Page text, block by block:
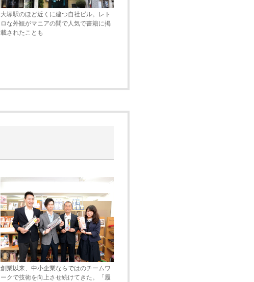
大塚駅のほど近くに建つ自社ビル。レト
ロな外観がマニアの間で人気で書籍に掲
載されたことも
創業以来、中小企業ならではのチームワ
ークで技術を向上させ続けてきた。「履